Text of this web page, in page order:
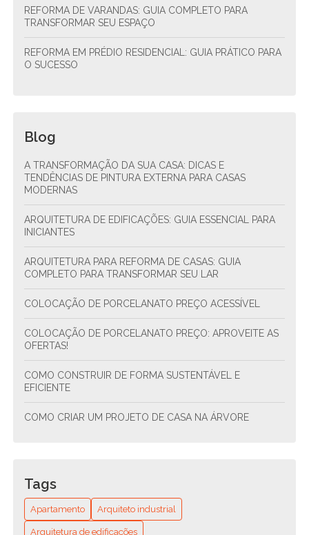
REFORMA DE VARANDAS: GUIA COMPLETO PARA
TRANSFORMAR SEU ESPAÇO
REFORMA EM PRÉDIO RESIDENCIAL: GUIA PRÁTICO PARA
O SUCESSO
Blog
A TRANSFORMAÇÃO DA SUA CASA: DICAS E
TENDÊNCIAS DE PINTURA EXTERNA PARA CASAS
MODERNAS
ARQUITETURA DE EDIFICAÇÕES: GUIA ESSENCIAL PARA
INICIANTES
ARQUITETURA PARA REFORMA DE CASAS: GUIA
COMPLETO PARA TRANSFORMAR SEU LAR
COLOCAÇÃO DE PORCELANATO PREÇO ACESSÍVEL
COLOCAÇÃO DE PORCELANATO PREÇO: APROVEITE AS
OFERTAS!
COMO CONSTRUIR DE FORMA SUSTENTÁVEL E
EFICIENTE
COMO CRIAR UM PROJETO DE CASA NA ÁRVORE
COMO CRIAR UM PROJETO DE CONDOMÍNIO
RESIDENCIAL SUSTENTÁVEL E FUNCIONAL
COMO ENCONTRAR O ENCANADOR MAIS PRÓXIMO DE
Tags
Apartamento Arquiteto industrial
Arquitetura de edificações